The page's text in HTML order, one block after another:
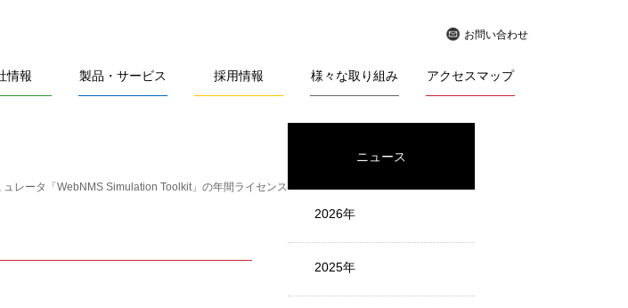
お問い合わせ
情報 製品・サービス 採用情報 様々な取り組み アクセスマップ
レータ「WebNMS Simulation Toolkit」の年間ライセンスの提供を開始
ニュース
2026年
2025年